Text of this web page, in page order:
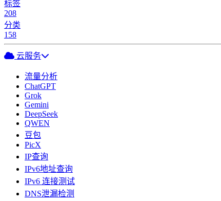
标签
208
分类
158
云服务
流量分析
ChatGPT
Grok
Gemini
DeepSeek
QWEN
豆包
PicX
IP查询
IPv6地址查询
IPv6 连接测试
DNS泄漏检测